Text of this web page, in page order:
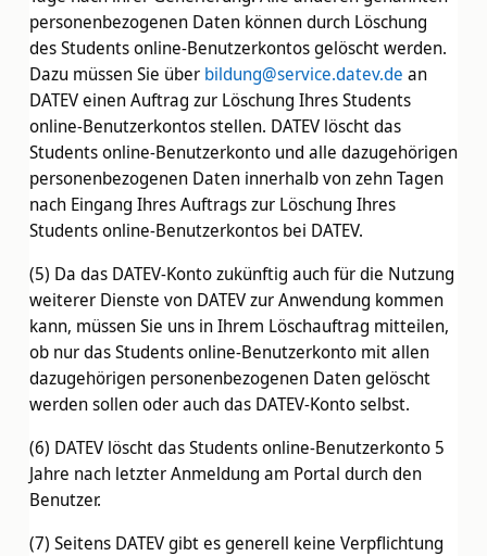
personenbezogenen Daten können durch Löschung
des Students online-Benutzerkontos gelöscht werden.
Dazu müssen Sie über bildung@service.datev.de an
DATEV einen Auftrag zur Löschung Ihres Students
online-Benutzerkontos stellen. DATEV löscht das
Students online-Benutzerkonto und alle dazugehörigen
personenbezogenen Daten innerhalb von zehn Tagen
nach Eingang Ihres Auftrags zur Löschung Ihres
Students online-Benutzerkontos bei DATEV.
(5) Da das DATEV-Konto zukünftig auch für die Nutzung
weiterer Dienste von DATEV zur Anwendung kommen
kann, müssen Sie uns in Ihrem Löschauftrag mitteilen,
ob nur das Students online-Benutzerkonto mit allen
dazugehörigen personenbezogenen Daten gelöscht
werden sollen oder auch das DATEV-Konto selbst.
(6) DATEV löscht das Students online-Benutzerkonto 5
Jahre nach letzter Anmeldung am Portal durch den
Benutzer.
(7) Seitens DATEV gibt es generell keine Verpflichtung